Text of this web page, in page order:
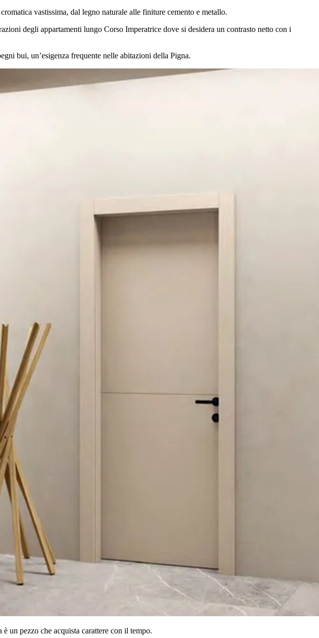
vastissima, dal legno naturale alle finiture cemento e metallo.
degli appartamenti lungo Corso Imperatrice dove si desidera un contrasto netto con i
bui, un’esigenza frequente nelle abitazioni della Pigna.
un pezzo che acquista carattere con il tempo.